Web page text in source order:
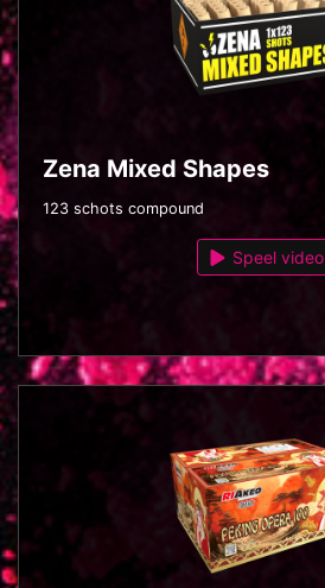
Zena Mixed Shapes
123 schots compound
Speel video